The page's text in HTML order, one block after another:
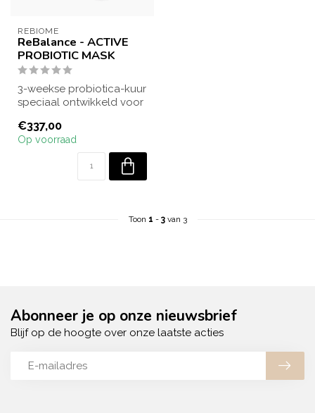
REBIOME
ReBalance - ACTIVE
PROBIOTIC MASK
3-weekse probiotica-kuur
speciaal ontwikkeld voor
Herstel...
€337,00
Op voorraad
Toon 1 - 3van 3
Abonneer je op onze nieuwsbrief
Blijf op de hoogte over onze laatste acties